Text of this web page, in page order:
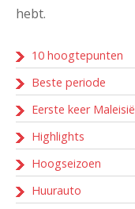
hebt.
10 hoogtepunten
Beste periode
Eerste keer Maleisië
Highlights
Hoogseizoen
Huurauto